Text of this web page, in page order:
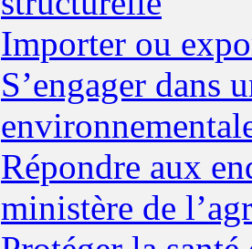
Importer ou
S’engager dans
Répondre aux
ministère de